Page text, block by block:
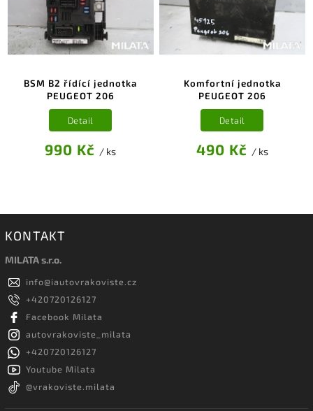
BSM B2 řídící jednotka
PEUGEOT 206
990 Kč / ks
Detail
Komfortní jednotka
PEUGEOT 206
490 Kč / ks
Detail
KONTAKT
MILATA s.r.o.
info@iautovrakoviste.cz
+420720126127
Facebook Milata
autovrakoviste_milata
+420720126127
Youtube Milata
@vrakoviste.milata